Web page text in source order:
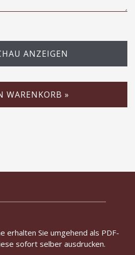
ANZEIGEN
WARENKORB »
erhalten Sie umgehend als PDF-
sofort selber ausdrucken.